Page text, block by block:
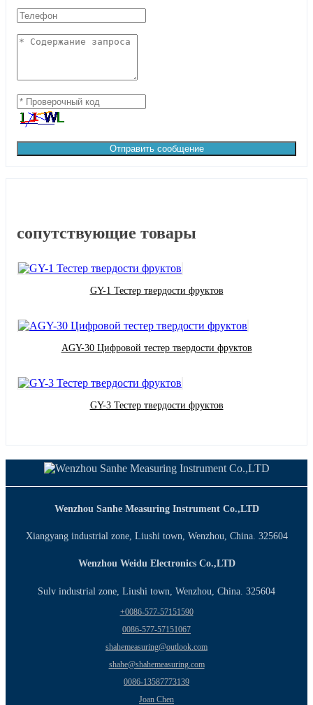
Отправить сообщение
сопутствующие товары
GY-1 Тестер твердости фруктов
AGY-30 Цифровой тестер твердости фруктов
GY-3 Тестер твердости фруктов
Wenzhou Sanhe Measuring Instrument Co.,LTD
Xiangyang industrial zone, Liushi town, Wenzhou, China. 325604
Wenzhou Weidu Electronics Co.,LTD
Sulv industrial zone, Liushi town, Wenzhou, China. 325604
+0086-577-57151590
0086-577-57151067
shahemeasuring@outlook.com
shahe@shahemeasuring.com
0086-13587773139
Joan Chen